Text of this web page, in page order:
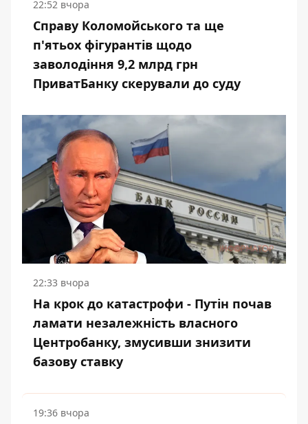
22:52 вчора
Справу Коломойського та ще
п'ятьох фігурантів щодо
заволодіння 9,2 млрд грн
ПриватБанку скерували до суду
22:33 вчора
На крок до катастрофи - Путін почав
ламати незалежність власного
Центробанку, змусивши знизити
базову ставку
19:36 вчора